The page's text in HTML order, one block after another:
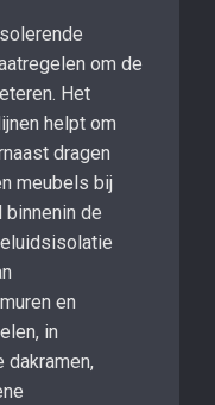
om de
Het
helpt om
dragen
meubels bij
binnenin de
en
in
dakramen,